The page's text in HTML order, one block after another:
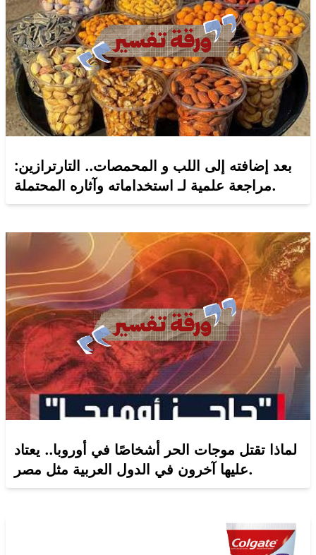
بعد إضافته إلى اللب و المحمصات.. التارترازين:
مراجعة علمية لـ استخداماته وآثاره المحتملة.
لماذا تقتل موجات الحر أشخاصًا في أوروبا.. يعتاد
عليها آخرون في الدول العربية مثل مصر.